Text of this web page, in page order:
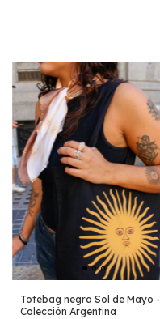
Totebag negra Sol de Mayo -
Colección Argentina